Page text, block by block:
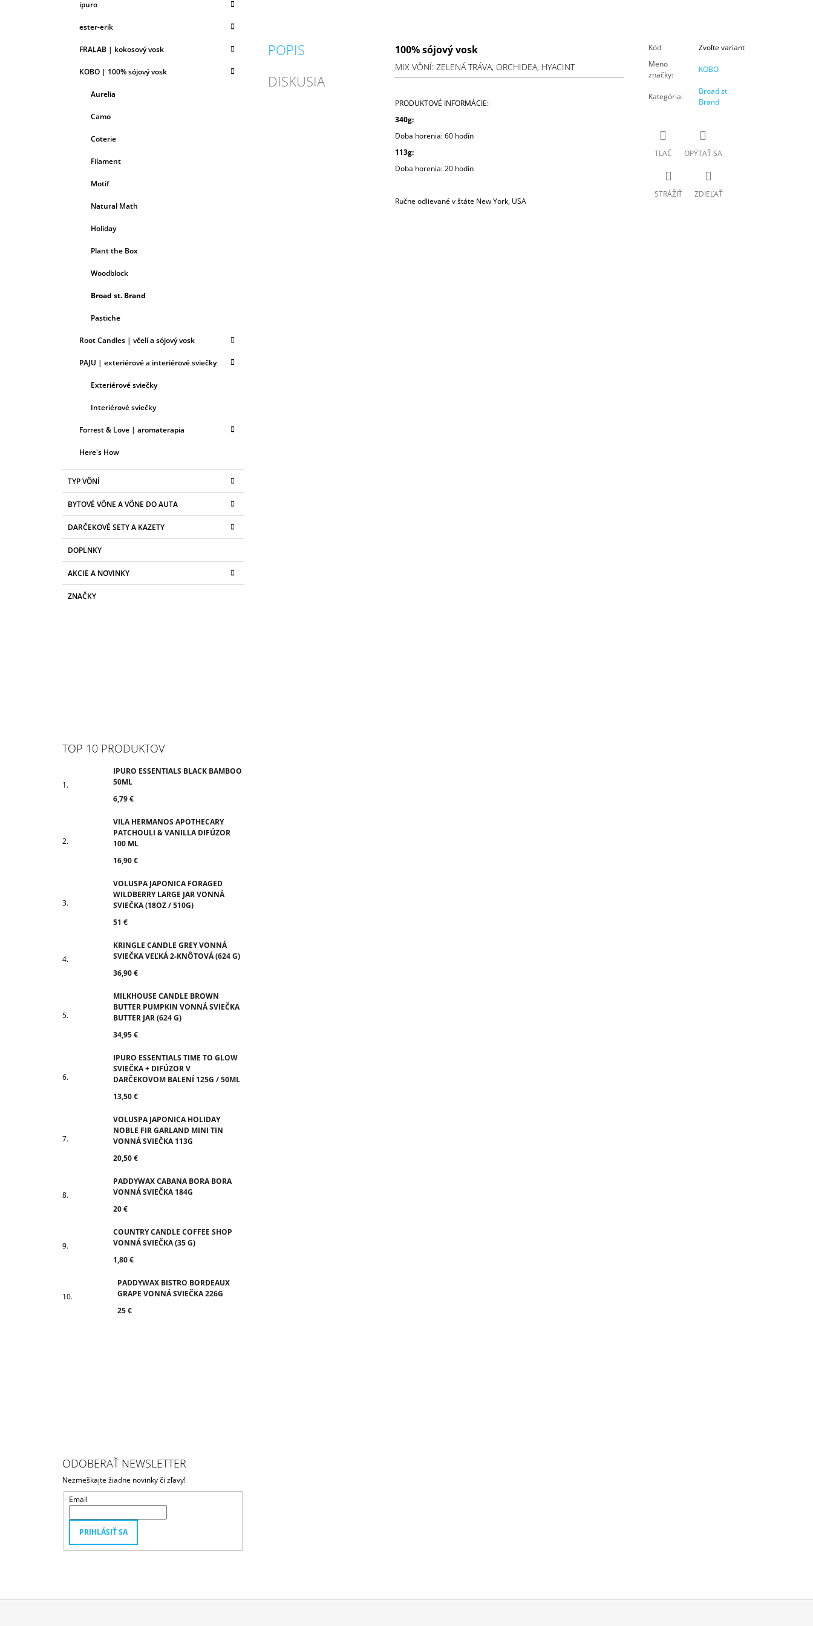
ipuro
ester-erik
FRALAB | kokosový vosk
KOBO | 100% sójový vosk
Aurelia
Camo
Coterie
Filament
Motif
Natural Math
Holiday
Plant the Box
Woodblock
Broad st. Brand
Pastiche
Root Candles | včelí a sójový vosk
PAJU | exteriérové a interiérové sviečky
Exteriérové sviečky
Interiérové sviečky
Forrest & Love | aromaterapia
Here's How
TYP VÔNÍ
BYTOVÉ VÔNE A VÔNE DO AUTA
DARČEKOVÉ SETY A KAZETY
DOPLNKY
AKCIE A NOVINKY
ZNAČKY
TOP 10 PRODUKTOV
IPURO ESSENTIALS BLACK BAMBOO
50ML
6,79 €
VILA HERMANOS APOTHECARY
PATCHOULI & VANILLA DIFÚZOR
100 ML
16,90 €
VOLUSPA JAPONICA FORAGED
WILDBERRY LARGE JAR VONNÁ
SVIEČKA (18OZ / 510G)
51 €
KRINGLE CANDLE GREY VONNÁ
SVIEČKA VEĽKÁ 2-KNÔTOVÁ (624 G)
36,90 €
MILKHOUSE CANDLE BROWN
BUTTER PUMPKIN VONNÁ SVIEČKA
BUTTER JAR (624 G)
34,95 €
IPURO ESSENTIALS TIME TO GLOW
SVIEČKA + DIFÚZOR V
DARČEKOVOM BALENÍ 125G / 50ML
13,50 €
VOLUSPA JAPONICA HOLIDAY
NOBLE FIR GARLAND MINI TIN
VONNÁ SVIEČKA 113G
20,50 €
PADDYWAX CABANA BORA BORA
VONNÁ SVIEČKA 184G
20 €
COUNTRY CANDLE COFFEE SHOP
VONNÁ SVIEČKA (35 G)
1,80 €
PADDYWAX BISTRO BORDEAUX
GRAPE VONNÁ SVIEČKA 226G
25 €
ODOBERAŤ NEWSLETTER
Nezmeškajte žiadne novinky či zľavy!
Email
PRIHLÁSIŤ SA
POPIS
DISKUSIA
100% sójový vosk
MIX VÔNÍ: ZELENÁ TRÁVA, ORCHIDEA, HYACINT
PRODUKTOVÉ INFORMÁCIE:
340g:
Doba horenia:60 hodín
113g:
Doba horenia: 20 hodín
Ručne odlievané v štáte New York, USA
Kód
Zvoľte variant
Meno
značky:
KOBO
Kategória:
Broad st.
Brand
TLAČ OPÝTAŤ SA
STRÁŽIŤ ZDIEĽAŤ